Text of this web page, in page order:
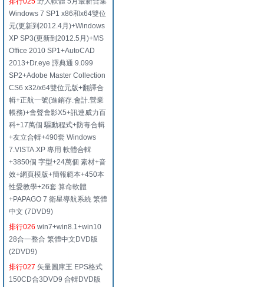
Windows 7 SP1 x86和x64雙位
元(更新到2012.4月)+Windows
XP SP3(更新到2012.5月)+MS
Office 2010 SP1+AutoCAD
2013+Dr.eye 譯典通 9.099
SP2+Adobe Master Collection
CS6 x32/x64雙位元版+翻譯合
輯+正航一號(進銷存.會計.營業
帳務)+會聲會影X5+訊連威力百
科+17萬個 驅動程式+防毒合輯
+友立合輯+490套 Windows
7.VISTA.XP 專用 軟體合輯
+3850個 字型+24萬個 素材+音
效+網頁模版+簡報範本+450本
性愛教學+26套 算命軟體
+PAPAGO 7 衛星導航系統 繁體
中文 (7DVD9)
排行026 win7+win8.1+win10
28合一整合 繁體中文DVD版
(2DVD9)
排行027 矢量圖庫王 EPS格式
150CD合3DVD9 合輯DVD版